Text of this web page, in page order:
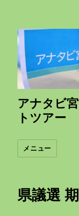
アナタビ
トツアー
メニュー
県議選